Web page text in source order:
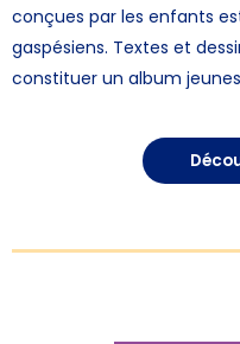
conçues par les enfants
gaspésiens. Textes et
constituer un album